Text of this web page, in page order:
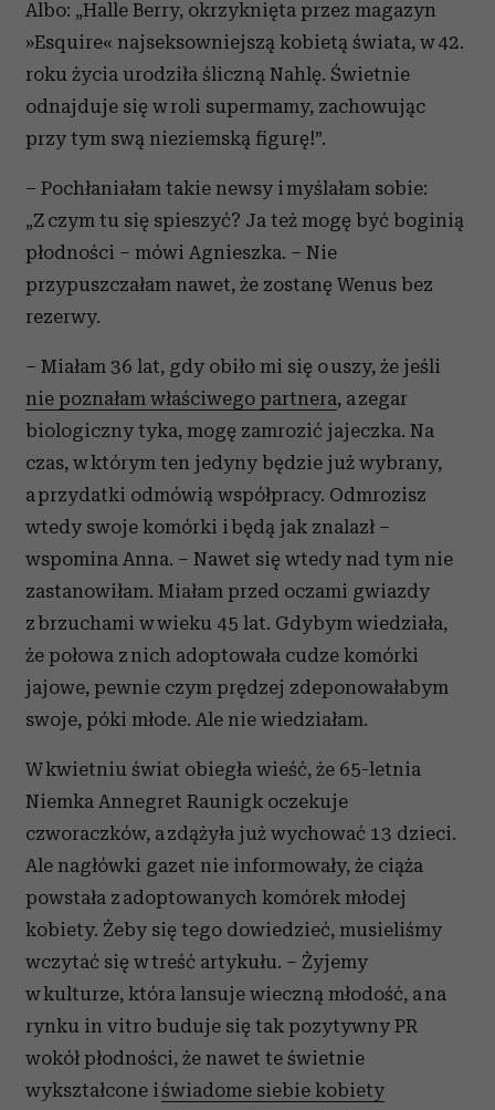
Albo: „Halle Berry, okrzyknięta przez magazyn
»Esquire« najseksowniejszą kobietą świata, w 42.
roku życia urodziła śliczną Nahlę. Świetnie
odnajduje się w roli supermamy, zachowując
przy tym swą nieziemską figurę!”.
– Pochłaniałam takie newsy i myślałam sobie:
„Z czym tu się spieszyć? Ja też mogę być boginią
płodności – mówi Agnieszka. – Nie
przypuszczałam nawet, że zostanę Wenus bez
rezerwy.
– Miałam 36 lat, gdy obiło mi się o uszy, że jeśli
nie poznałam właściwego partnera, a zegar
biologiczny tyka, mogę zamrozić jajeczka. Na
czas, w którym ten jedyny będzie już wybrany,
a przydatki odmówią współpracy. Odmrozisz
wtedy swoje komórki i będą jak znalazł –
wspomina Anna. – Nawet się wtedy nad tym nie
zastanowiłam. Miałam przed oczami gwiazdy
z brzuchami w wieku 45 lat. Gdybym wiedziała,
że połowa z nich adoptowała cudze komórki
jajowe, pewnie czym prędzej zdeponowałabym
swoje, póki młode. Ale nie wiedziałam.
W kwietniu świat obiegła wieść, że 65-letnia
Niemka Annegret Raunigk oczekuje
czworaczków, a zdążyła już wychować 13 dzieci.
Ale nagłówki gazet nie informowały, że ciąża
powstała z adoptowanych komórek młodej
kobiety. Żeby się tego dowiedzieć, musieliśmy
wczytać się w treść artykułu. – Żyjemy
w kulturze, która lansuje wieczną młodość, a na
rynku in vitro buduje się tak pozytywny PR
wokół płodności, że nawet te świetnie
wykształcone iświadome siebie kobiety